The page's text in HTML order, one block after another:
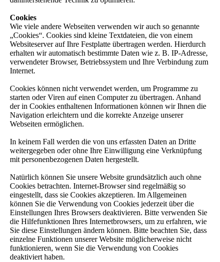
Cookies
Wie viele andere Webseiten verwenden wir auch so genannte
„Cookies“. Cookies sind kleine Textdateien, die von einem
Websiteserver auf Ihre Festplatte übertragen werden. Hierdurch
erhalten wir automatisch bestimmte Daten wie z. B. IP-Adresse,
verwendeter Browser, Betriebssystem und Ihre Verbindung zum
Internet.
Cookies können nicht verwendet werden, um Programme zu
starten oder Viren auf einen Computer zu übertragen. Anhand
der in Cookies enthaltenen Informationen können wir Ihnen die
Navigation erleichtern und die korrekte Anzeige unserer
Webseiten ermöglichen.
In keinem Fall werden die von uns erfassten Daten an Dritte
weitergegeben oder ohne Ihre Einwilligung eine Verknüpfung
mit personenbezogenen Daten hergestellt.
Natürlich können Sie unsere Website grundsätzlich auch ohne
Cookies betrachten. Internet-Browser sind regelmäßig so
eingestellt, dass sie Cookies akzeptieren. Im Allgemeinen
können Sie die Verwendung von Cookies jederzeit über die
Einstellungen Ihres Browsers deaktivieren. Bitte verwenden Sie
die Hilfefunktionen Ihres Internetbrowsers, um zu erfahren, wie
Sie diese Einstellungen ändern können. Bitte beachten Sie, dass
einzelne Funktionen unserer Website möglicherweise nicht
funktionieren, wenn Sie die Verwendung von Cookies
deaktiviert haben.